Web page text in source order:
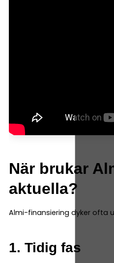
När brukar
aktuella?
Almi-finansiering dyker ofta
1. Tidig fas